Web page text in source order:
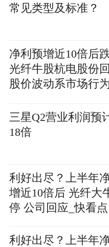
常见类型及标准？
净利预增近10倍后
光纤牛股杭电股份
股价波动系市场行
三星Q2营业利润预
18倍
利好出尽？上半年
增近10倍后 光纤大
停 公司回应_快看点
利好出尽？上半年